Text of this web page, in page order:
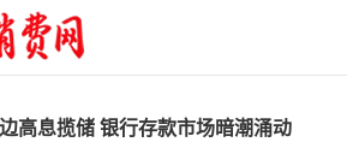
高息揽储 银行存款市场暗潮涌动